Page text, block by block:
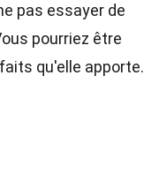
pas essayer de
pourriez être
qu'elle apporte.